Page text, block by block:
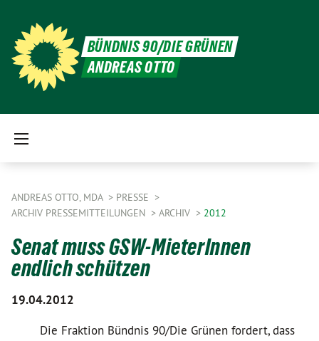
BÜNDNIS 90/DIE GRÜNEN
ANDREAS OTTO
ANDREAS OTTO, MDA
PRESSE
ARCHIV PRESSEMITTEILUNGEN
ARCHIV 2012
Senat muss GSW-MieterInnen
endlich schützen
19.04.2012
Die Fraktion Bündnis 90/Die Grünen fordert, dass